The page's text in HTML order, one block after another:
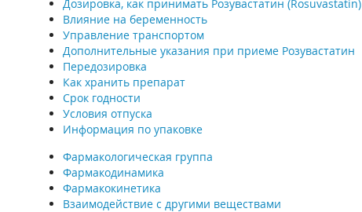
Дозировка, как принимать Розувастатин (Rosuvastatin)
Влияние на беременность
Управление транспортом
Дополнительные указания при приеме Розувастатин
Передозировка
Как хранить препарат
Срок годности
Условия отпуска
Информация по упаковке
Фармакологическая группа
Фармакодинамика
Фармакокинетика
Взаимодействие с другими веществами